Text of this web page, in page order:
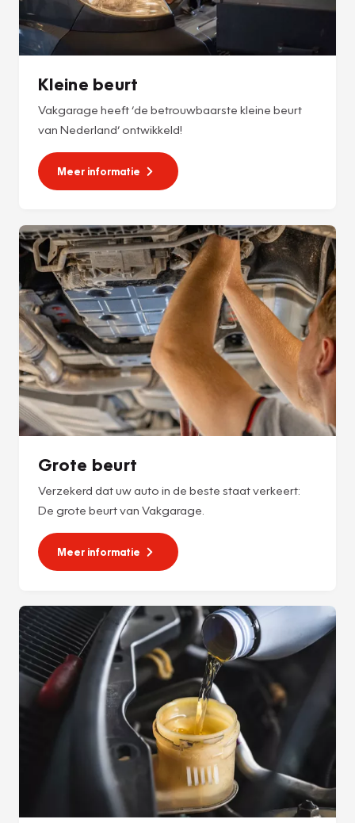
Kleine beurt
Vakgarage heeft ‘de betrouwbaarste kleine beurt
van Nederland’ ontwikkeld!
Meer informatie
Grote beurt
Verzekerd dat uw auto in de beste staat verkeert:
De grote beurt van Vakgarage.
Meer informatie